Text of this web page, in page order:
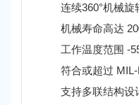
连续360°机械旋
机械寿命高达
工作温度范围 -
符合或超过 MIL-
支持多联结构设